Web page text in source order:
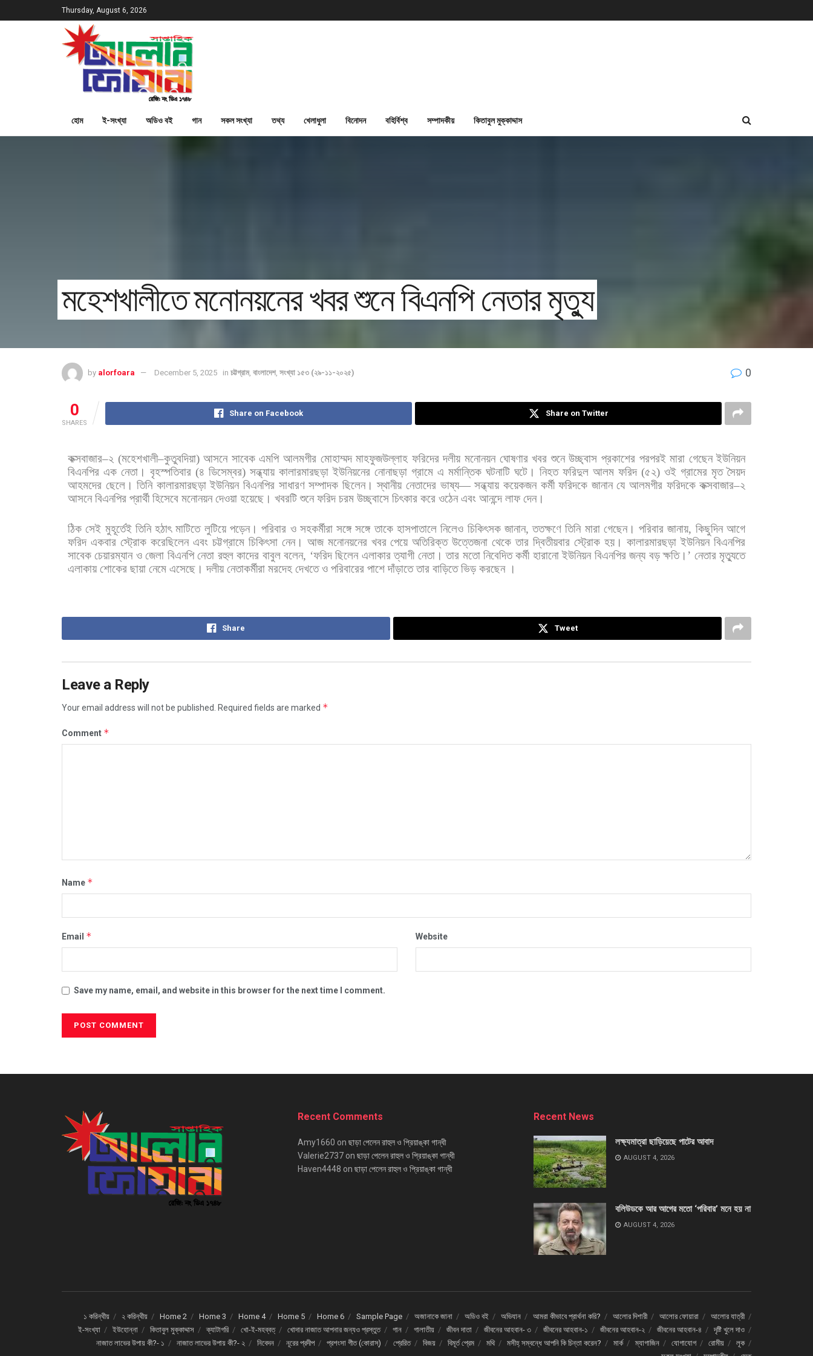
Thursday, August 6, 2026
হোম ই-সংখ্যা অডিও বই গান সকল সংখ্যা তথ্য খেলাধুলা বিনোদন বহির্বিশ্ব সম্পাদকীয় কিতাবুল মুক্কাদ্দাস
মহেশখালীতে মনোনয়নের খবর শুনে বিএনপি নেতার মৃত্যু
by alorfoara December 5, 2025 in চট্টগ্রাম, বাংলাদেশ, সংখ্যা ১৫৩ (২৯-১১-২০২৫) 0
0
SHARES
Share on Facebook Share on Twitter
কক্সবাজার–২ (মহেশখালী–কুতুবদিয়া)আসনে সাবেক এমপি আলমগীর মোহাম্মদ মাহফুজউল্লাহ ফরিদের দলীয় মনোনয়ন ঘোষণার খবর শুনে উচ্ছ্বাস প্রকাশের পরপরই মারা গেছেন ইউনিয়ন
বিএনপির এক নেতা। বৃহস্পতিবার (৪ ডিসেম্বর) সন্ধ্যায় কালারমারছড়া ইউনিয়নের নোনাছড়া গ্রামে এ মর্মান্তিক ঘটনাটি ঘটে। নিহত ফরিদুল আলম ফরিদ (৫২) ওই গ্রামের মৃত সৈয়দ
আহমদের ছেলে। তিনি কালারমারছড়া ইউনিয়ন বিএনপির সাধারণ সম্পাদক ছিলেন। স্থানীয় নেতাদের ভাষ্য—সন্ধ্যায় কয়েকজন কর্মী ফরিদকে জানান যে আলমগীর ফরিদকে কক্সবাজার–২
আসনে বিএনপির প্রার্থী হিসেবে মনোনয়ন দেওয়া হয়েছে। খবরটি শুনে ফরিদ চরম উচ্ছ্বাসে চিৎকার করে ওঠেন এবং আনন্দে লাফ দেন।
ঠিক সেই মুহূর্তেই তিনি হঠাৎ মাটিতে লুটিয়ে পড়েন। পরিবার ও সহকর্মীরা সঙ্গে সঙ্গে তাকে হাসপাতালে নিলেও চিকিৎসক জানান,ততক্ষণে তিনি মারা গেছেন। পরিবার জানায়, কিছুদিন আগে
ফরিদ একবার স্ট্রোক করেছিলেন এবং চট্টগ্রামে চিকিৎসা নেন। আজ মনোনয়নের খবর পেয়ে অতিরিক্ত উত্তেজনা থেকে তার দ্বিতীয়বার স্ট্রোক হয়। কালারমারছড়া ইউনিয়ন বিএনপির
সাবেক চেয়ারম্যান ও জেলা বিএনপি নেতা রহুল কাদের বাবুল বলেন, ‘ফরিদ ছিলেন এলাকার ত্যাগী নেতা। তার মতো নিবেদিত কর্মী হারানো ইউনিয়ন বিএনপির জন্য বড় ক্ষতি। ’ নেতার মৃত্যুতে
এলাকায় শোকের ছায়া নেমে এসেছে। দলীয় নেতাকর্মীরা মরদেহ দেখতে ও পরিবারের পাশে দাঁড়াতে তার বাড়িতে ভিড় করছেন ।
Share Tweet
Leave a Reply
Your email address will not be published. Required fields are marked *
Comment *
Name *
Email * Website
Save my name, email, and website in this browser for the next time I comment.
Recent Comments
Amy1660 on ছাড়া পেলেন রাহুল ও প্রিয়াঙ্কা গান্ধী
Valerie2737 on ছাড়া পেলেন রাহুল ও প্রিয়াঙ্কা গান্ধী
Haven4448 on ছাড়া পেলেন রাহুল ও প্রিয়াঙ্কা গান্ধী
Recent News
লক্ষ্যমাত্রা ছাড়িয়েছে পাটের আবাদ
AUGUST 4, 2026
বলিউডকে আর আগের মতো ‘পরিবার’ মনে হয় না
AUGUST 4, 2026
১ করিন্থীয় ২ করিন্থীয় Home 2 Home 3 Home 4 Home 5 Home 6 Sample Page অজানাকে জানা অডিও বই অভিযান আমরা কীভাবে প্রার্থনা করি? আলোর দিশারী আলোর ফোয়ারা
আলোর যাত্রী
ই-সংখ্যা
ইউহোন্না কিতাবুল মুক্কাদ্দাস ক্যাটাগরি খো-ই-মহব্বত্ খোদার নাজাত আপনার জন্যও প্রস্তুত গান গালাতীয় জীবন দাতা জীবনের আহবান- ৩ জীবনের আহবান-১ জীবনের আহবান-২ জীবনের আহবান-৪
দৃষ্টি খুলে দাও
নাজাত লাভের উপায় কী?- ১
নাজাত লাভের উপায় কী?- ২ নিবেদন নূরের প্রদীপ প্রশংসা গীত (কোরাস্) প্রেরিত বিজয় বিমূর্ত প্রেম মথি মসীহ্ সম্বন্ধে আপনি কি চিন্তা করেন? মার্ক ম্যাগাজিন যোগাযোগ রোমীয়
লূক